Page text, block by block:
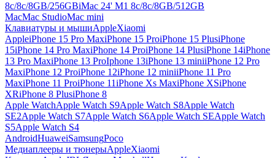
8c/8c/8GB/256GBiMac 24' M1 8c/8c/8GB/512GB
MacMac StudioMac mini
Клавиатуры и мышиAppleXiaomi
AppleiPhone 15 Pro MaxiPhone 15 ProiPhone 15 PlusiPhone
15iPhone 14 Pro MaxiPhone 14 ProiPhone 14 PlusiPhone 14iPhone
13 Pro MaxiPhone 13 ProIphone 13iPhone 13 miniiPhone 12 Pro
MaxiPhone 12 ProiPhone 12iPhone 12 miniiPhone 11 Pro
MaxiPhone 11 ProiPhone 11iPhone Xs MaxiPhone XSiPhone
XRiPhone 8 PlusiPhone 8
Apple WatchApple Watch S9Apple Watch S8Apple Watch
SE2Apple Watch S7Apple Watch S6Apple Watch SEApple Watch
S5Apple Watch S4
AndroidHuaweiSamsungPoco
Медиаплееры и тюнерыAppleXiaomi